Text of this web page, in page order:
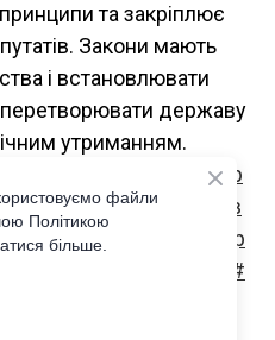
та закріплює
Закони мають
і встановлювати
перетворювати державу
утриманням.
#новиниУкр
#адвокат#статусзаснов
#корупція
#диппаспор
#
файли
Політикою
більше.